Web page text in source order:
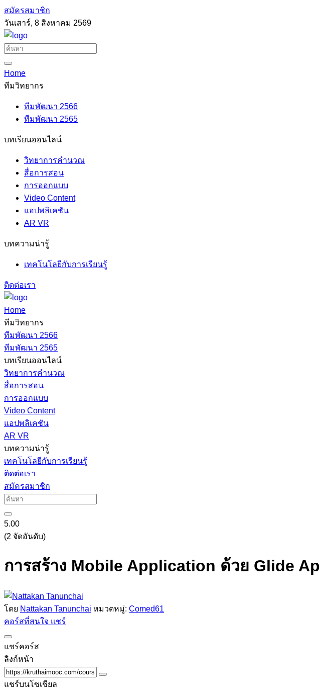
สมัครสมาชิก
วันเสาร์, 8 สิงหาคม 2569
Home
ทีมวิทยากร
ทีมพัฒนา 2566
ทีมพัฒนา 2565
บทเรียนออนไลน์
วิทยาการคำนวณ
สื่อการสอน
การออกแบบ
Video Content
แอปพลิเคชัน
AR VR
บทความน่ารู้
เทคโนโลยีกับการเรียนรู้
ติดต่อเรา
Home
ทีมวิทยากร
ทีมพัฒนา 2566
ทีมพัฒนา 2565
บทเรียนออนไลน์
วิทยาการคำนวณ
สื่อการสอน
การออกแบบ
Video Content
แอปพลิเคชัน
AR VR
บทความน่ารู้
เทคโนโลยีกับการเรียนรู้
ติดต่อเรา
สมัครสมาชิก
5.00
(2 จัดอันดับ)
การสร้าง Mobile Application ด้วย Glide
โดย Nattakan Tanunchai หมวดหมู่: Comed61
คอร์สที่สนใจ แชร์
แชร์คอร์ส
ลิงก์หน้า
แชร์บนโซเชียล